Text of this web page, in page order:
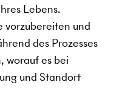
Lebens.
vorzubereiten und
des Prozesses
worauf es bei
und Standort